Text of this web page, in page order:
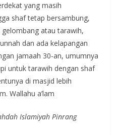
yang masih
shaf tetap bersambung,
atau tarawih,
dan ada kelapangan
jamaah 30-an, umumnya
untuk tarawih dengan shaf
di masjid lebih
Wallahu a’lam
Islamiyah Pinrang